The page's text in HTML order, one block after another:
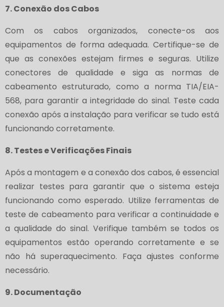
7. Conexão dos Cabos
Com os cabos organizados, conecte-os aos
equipamentos de forma adequada. Certifique-se de
que as conexões estejam firmes e seguras. Utilize
conectores de qualidade e siga as normas de
cabeamento estruturado, como a norma TIA/EIA-
568, para garantir a integridade do sinal. Teste cada
conexão após a instalação para verificar se tudo está
funcionando corretamente.
8. Testes e Verificações Finais
Após a montagem e a conexão dos cabos, é essencial
realizar testes para garantir que o sistema esteja
funcionando como esperado. Utilize ferramentas de
teste de cabeamento para verificar a continuidade e
a qualidade do sinal. Verifique também se todos os
equipamentos estão operando corretamente e se
não há superaquecimento. Faça ajustes conforme
necessário.
9. Documentação